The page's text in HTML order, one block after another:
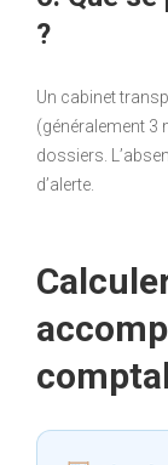
?
Un cabinet
(généralement 3
dossiers.
d’alerte.